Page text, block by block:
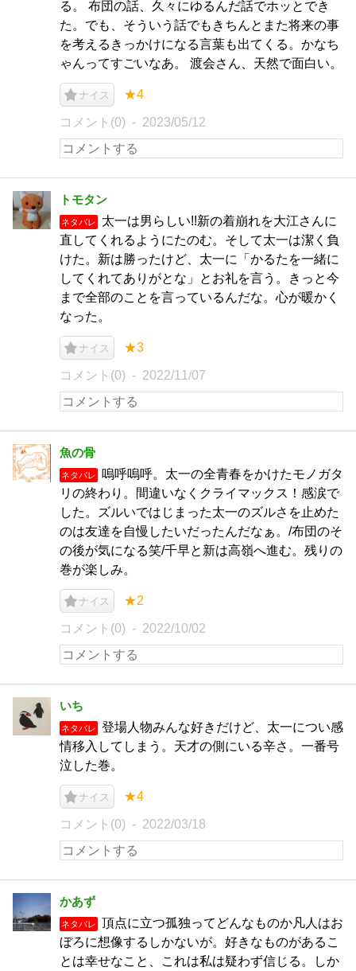
る。 布団の話、久々にゆるんだ話でホッとでき
た。でも、そういう話でもきちんとまた将来の事
を考えるきっかけになる言葉も出てくる。かなち
ゃんってすごいなあ。 渡会さん、天然で面白い。
ナイス ★4
コメント(0) 2023/05/12
トモタン
ネタバレ
太一は男らしい!!新の着崩れを大江さんに
直してくれるようにたのむ。そして太一は潔く負
けた。新は勝ったけど、太一に「かるたを一緒に
してくれてありがとな」とお礼を言う。きっと今
まで全部のことを言っているんだな。心が暖かく
なった。
ナイス ★3
コメント(0) 2022/11/07
魚の骨
ネタバレ
嗚呼嗚呼。太一の全青春をかけたモノガタ
リの終わり。間違いなくクライマックス！感涙で
した。ズルいではじまった太一のズルさを止めた
のは友達を自慢したいだったんだなぁ。/布団のそ
の後が気になる笑/千早と新は高嶺へ進む。残りの
巻が楽しみ。
ナイス ★2
コメント(0) 2022/10/02
いち
ネタバレ
登場人物みんな好きだけど、太一につい感
情移入してしまう。天才の側にいる辛さ。一番号
泣した巻。
ナイス ★4
コメント(0) 2022/03/18
かあず
ネタバレ
頂点に立つ孤独ってどんなものか凡人はお
ぼろに想像するしかないが。好きなものがあるこ
とは幸せなこと、これは私は疑わず信じる。しか